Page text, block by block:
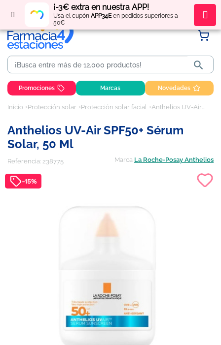
¡-3€ extra en nuestra APP!
Usa el cupón APP34Een pedidos superiores a
50€
Regístratey obténpuntos por tus compras

Promociones Marcas Novedades
Inicio Protección solar Protección solar facial Anthelios UV-Air SPF50+ Sérum Solar, 50 ml
Anthelios UV-Air SPF50+ Sérum
Solar, 50 Ml
Referencia: 238775 Marca La Roche-Posay Anthelios
-15%